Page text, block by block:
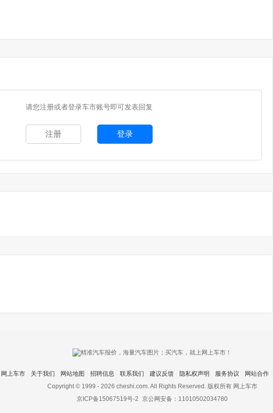
请您注册或者登录车市账号即可发表回复
注册 登录
网上车市 关于我们 网站地图 招聘信息 联系我们 建议反馈 隐私权声明 服务协议 网站合作
Copyright © 1999 - 2026 cheshi.com. All Rights Reserved. 版权所有 网上车市
京ICP备15067519号-2 京公网安备：11010502034780